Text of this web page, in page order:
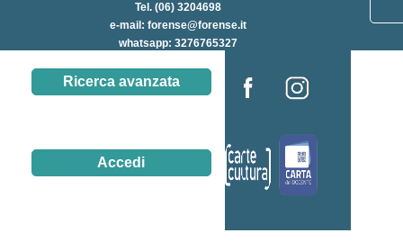
Tel. (06) 3204698
e-mail: forense@forense.it
whatsapp: 3276765327
Ricerca avanzata
Accedi